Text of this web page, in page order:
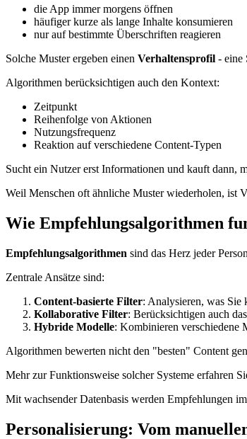
die App immer morgens öffnen
häufiger kurze als lange Inhalte konsumieren
nur auf bestimmte Überschriften reagieren
Solche Muster ergeben einen Verhaltensprofil - eine
Algorithmen berücksichtigen auch den Kontext:
Zeitpunkt
Reihenfolge von Aktionen
Nutzungsfrequenz
Reaktion auf verschiedene Content-Typen
Sucht ein Nutzer erst Informationen und kauft dann,
Weil Menschen oft ähnliche Muster wiederholen, ist
Wie Empfehlungsalgorithmen
Empfehlungsalgorithmen sind das Herz jeder
Zentrale Ansätze sind:
Content-basierte Filter: Analysieren, was Sie
Kollaborative Filter: Berücksichtigen auch
Hybride Modelle: Kombinieren verschiedene
Algorithmen bewerten nicht den "besten" Content
Mehr zur Funktionsweise solcher Systeme erfahren
Mit wachsender Datenbasis werden Empfehlungen
Personalisierung: Vom